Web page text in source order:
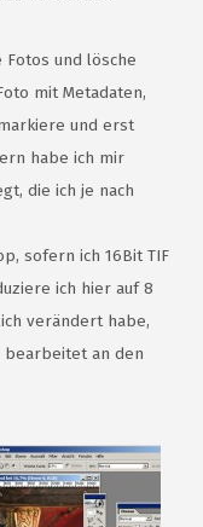
und lösche
mit Metadaten,
und erst
habe ich mir
die ich je nach
sofern ich 16Bit TIF
ich hier auf 8
verändert habe,
bearbeitet an den